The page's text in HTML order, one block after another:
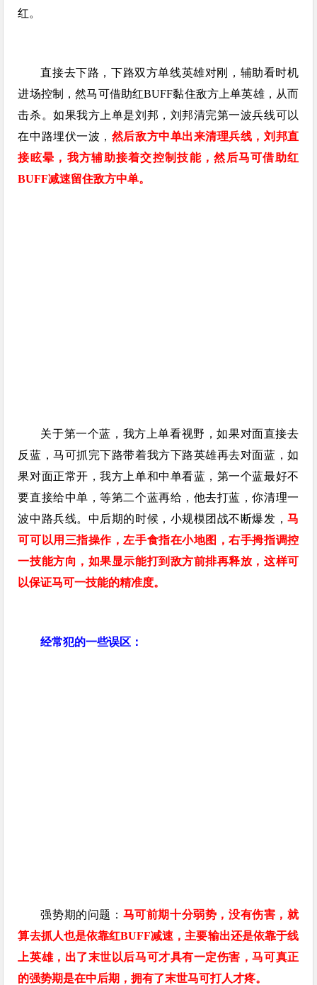
红。
直接去下路，下路双方单线英雄对刚，辅助看时机
进场控制，然马可借助红BUFF黏住敌方上单英雄，从而
击杀。如果我方上单是刘邦，刘邦清完第一波兵线可以
在中路埋伏一波， 然后敌方中单出来清理兵线，刘邦直
接眩晕，我方辅助接着交控制技能，然后马可借助红
BUFF减速留住敌方中单。
关于第一个蓝，我方上单看视野，如果对面直接去
反蓝，马可抓完下路带着我方下路英雄再去对面蓝，如
果对面正常开，我方上单和中单看蓝，第一个蓝最好不
要直接给中单，等第二个蓝再给，他去打蓝，你清理一
波中路兵线。中后期的时候，小规模团战不断爆发，马
可可以用三指操作，左手食指在小地图，右手拇指调控
一技能方向，如果显示能打到敌方前排再释放，这样可
以保证马可一技能的精准度。
经常犯的一些误区：
强势期的问题： 马可前期十分弱势，没有伤害，就
算去抓人也是依靠红BUFF减速，主要输出还是依靠于线
上英雄，出了末世以后马可才具有一定伤害，马可真正
的强势期是在中后期，拥有了末世马可打人才疼。